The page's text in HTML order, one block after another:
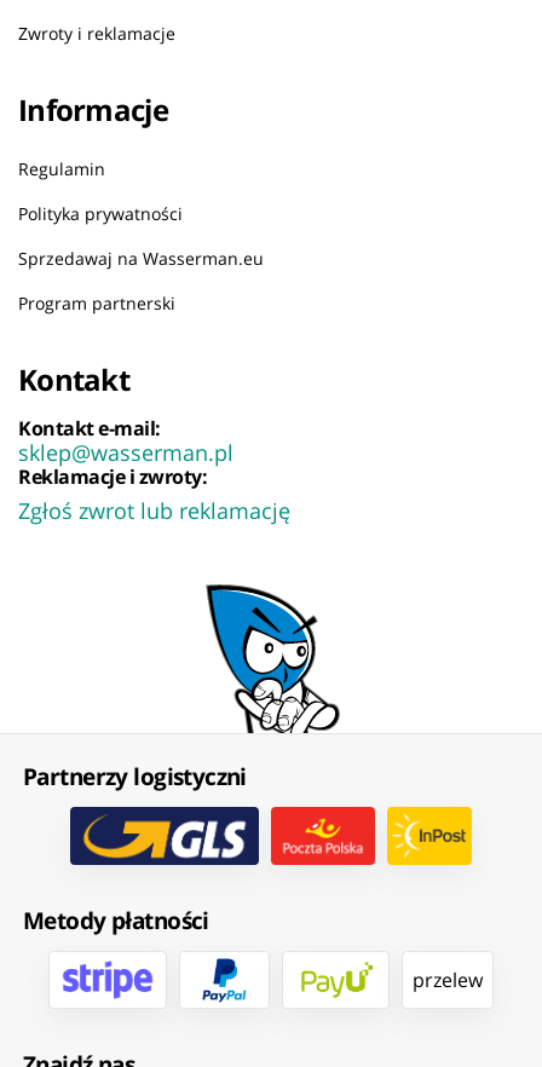
Zwroty i reklamacje
Informacje
Regulamin
Polityka prywatności
Sprzedawaj na Wasserman.eu
Program partnerski
Kontakt
Kontakt e-mail:
sklep@wasserman.pl
Reklamacje i zwroty:
Zgłoś zwrot lub reklamację
Partnerzy logistyczni
Metody płatności
przelew